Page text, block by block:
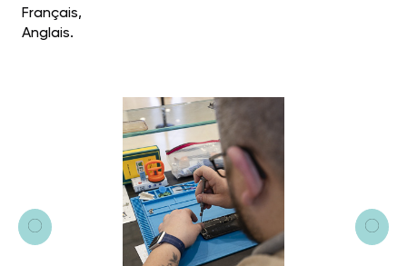
Français,
Anglais.